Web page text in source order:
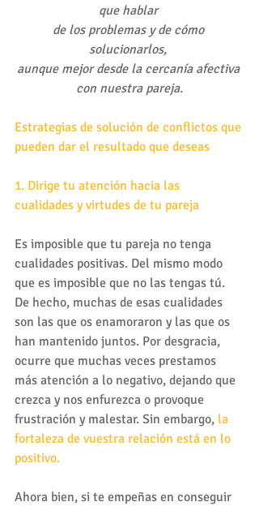
que hablar
de los problemas y de cómo
solucionarlos,
aunque mejor desde la cercanía afectiva
con nuestra pareja.
Estrategias de solución de conflictos que
pueden dar el resultado que deseas
1. Dirige tu atención hacia las
cualidades y virtudes de tu pareja
Es imposible que tu pareja no tenga
cualidades positivas. Del mismo modo
que es imposible que no las tengas tú.
De hecho, muchas de esas cualidades
son las que os enamoraron y las que os
han mantenido juntos. Por desgracia,
ocurre que muchas veces prestamos
más atención a lo negativo, dejando que
crezca y nos enfurezca o provoque
frustración y malestar. Sin embargo, la
fortaleza de vuestra relación está en lo
positivo.
Ahora bien, si te empeñas en conseguir